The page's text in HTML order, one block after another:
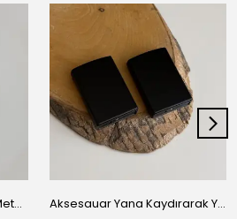
Aksesauar Kurdele 7Cm Metal Pens Toka Aksesauar Yana Kaydırarak Yanmalı Kum Siyah Çakmak